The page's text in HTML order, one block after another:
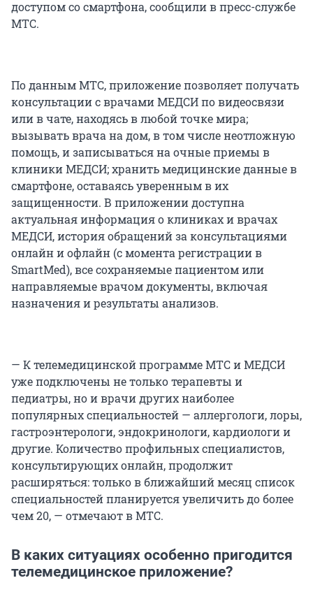
доступом со смартфона, сообщили в пресс-службе
МТС.
По данным МТС, приложение позволяет получать
консультации с врачами МЕДСИ по видеосвязи
или в чате, находясь в любой точке мира;
вызывать врача на дом, в том числе неотложную
помощь, и записываться на очные приемы в
клиники МЕДСИ; хранить медицинские данные в
смартфоне, оставаясь уверенным в их
защищенности. В приложении доступна
актуальная информация о клиниках и врачах
МЕДСИ, история обращений за консультациями
онлайн и офлайн (с момента регистрации в
SmartMed), все сохраняемые пациентом или
направляемые врачом документы, включая
назначения и результаты анализов.
— К телемедицинской программе МТС и МЕДСИ
уже подключены не только терапевты и
педиатры, но и врачи других наиболее
популярных специальностей — аллергологи, лоры,
гастроэнтерологи, эндокринологи, кардиологи и
другие. Количество профильных специалистов,
консультирующих онлайн, продолжит
расширяться: только в ближайший месяц список
специальностей планируется увеличить до более
чем 20, — отмечают в МТС.
В каких ситуациях особенно пригодится
телемедицинское приложение?